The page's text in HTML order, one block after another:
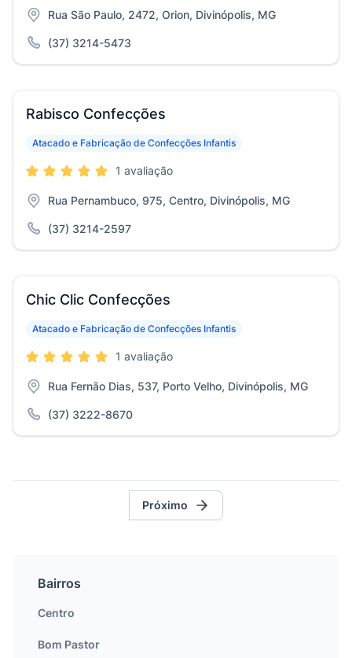
Rua São Paulo, 2472, Orion, Divinópolis, MG
(37) 3214-5473
Rabisco Confecções
Atacado e Fabricação de Confecções Infantis
1 avaliação
Rua Pernambuco, 975, Centro, Divinópolis, MG
(37) 3214-2597
Chic Clic Confecções
Atacado e Fabricação de Confecções Infantis
1 avaliação
Rua Fernão Dias, 537, Porto Velho, Divinópolis, MG
(37) 3222-8670
Próximo
Bairros
Centro
Bom Pastor